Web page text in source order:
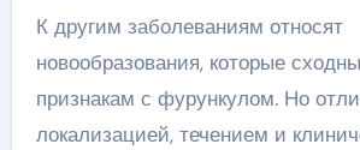
К другим заболеваниям относят
новообразования, которые
признакам с фурункулом. Но
локализацией, течением и